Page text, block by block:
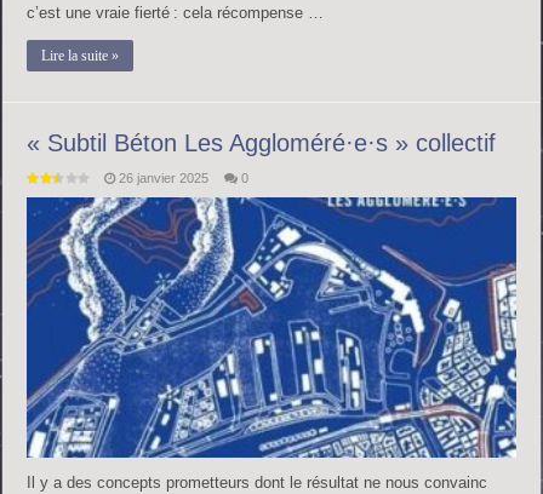
c’est une vraie fierté : cela récompense …
Lire la suite »
« Subtil Béton Les Aggloméré·e·s » collectif
26 janvier 2025 0
Il y a des concepts prometteurs dont le résultat ne nous convainc